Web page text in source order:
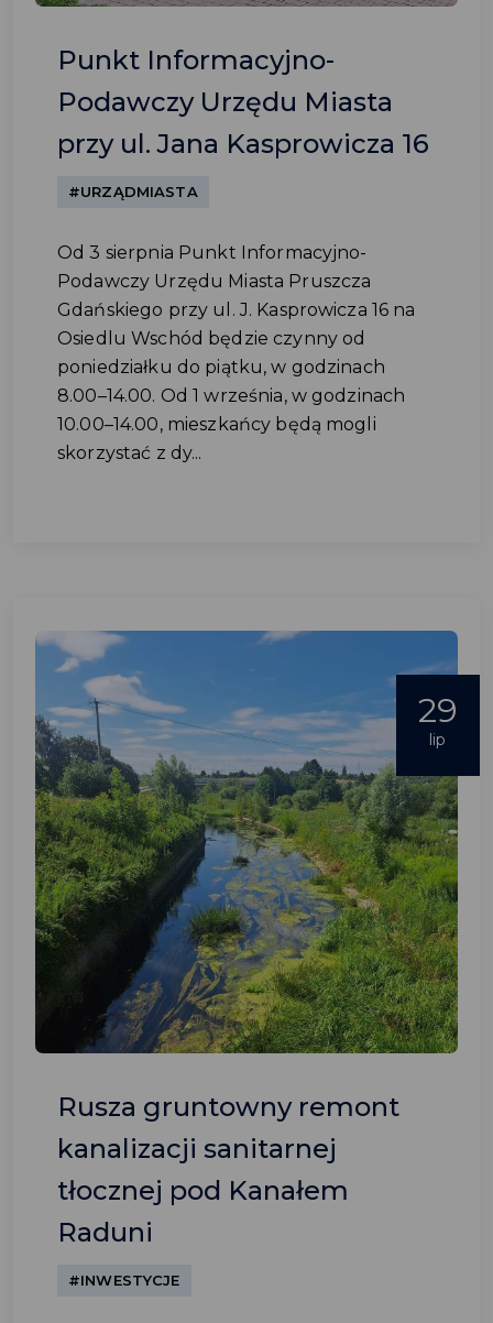
Punkt Informacyjno-
Podawczy Urzędu Miasta
przy ul. Jana Kasprowicza 16
#URZĄDMIASTA
Od 3 sierpnia Punkt Informacyjno-
Podawczy Urzędu Miasta Pruszcza
Gdańskiego przy ul. J. Kasprowicza 16 na
Osiedlu Wschód będzie czynny od
poniedziałku do piątku, w godzinach
8.00–14.00. Od 1 września, w godzinach
10.00–14.00, mieszkańcy będą mogli
skorzystać z dy...
29
lip
Rusza gruntowny remont
kanalizacji sanitarnej
tłocznej pod Kanałem
Raduni
#INWESTYCJE